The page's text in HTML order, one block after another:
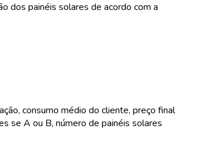
dos painéis solares de acordo com a
consumo médio do cliente, preço final
se A ou B, número de painéis solares